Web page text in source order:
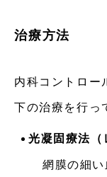
治療方法
内科コントロー
下の治療を行っ
光凝固療法（
網膜の細